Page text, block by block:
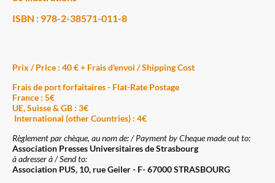
ISBN : 978-2-38571-011-8
Prix / Price : 40 € + Frais d'envoi / Shipping Cost
Frais de port forfaitaires - Flat-Rate Postage
France : 5€
UE, Suisse & GB : 3€
International (other Countries) : 4€
Règlement par chèque, au nom de: / Payment by Cheque made out to:
Association Presses Universitaires de Strasbourg
à adresser à / Send to:
Association PUS, 10, rue Geiler - F- 67000 STRASBOURG